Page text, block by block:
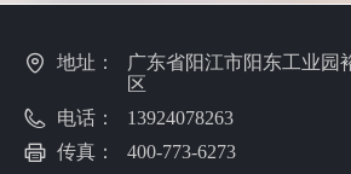
地址：
广东省阳江市阳东工业园
区
电话：
13924078263
传真：
400-773-6273